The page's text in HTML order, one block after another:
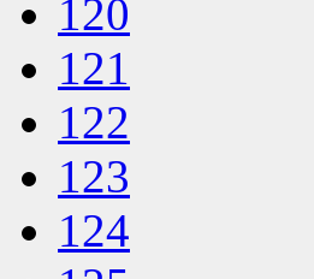
120
121
122
123
124